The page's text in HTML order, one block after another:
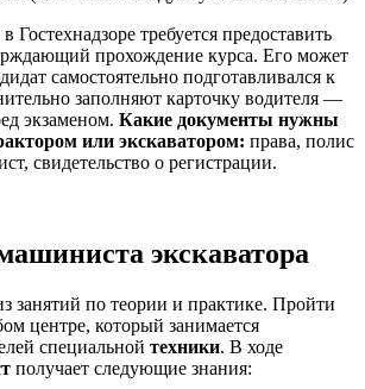
Гостехнадзоре требуется предоставить
прохождение курса. Его может
самостоятельно подготавливался к
заполняют карточку водителя —
экзаменом. Какие документы нужны
или экскаватором: права, полис
свидетельство о регистрации.
экскаватора
занятий по теории и практике. Пройти
центре, который занимается
специальной техники. В ходе
получает следующие знания: